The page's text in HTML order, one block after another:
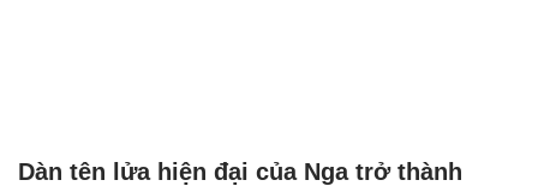
Dàn tên lửa hiện đại của Nga trở thành